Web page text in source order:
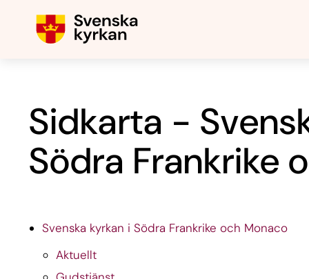
Sidkarta -
Södra Frankrike
Svenska kyrkan i Södra Frankrike och Monaco
Aktuellt